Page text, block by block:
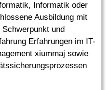
Informatik oder
Ausbildung mit
und
Erfahrungen im IT-
xiummaj sowie